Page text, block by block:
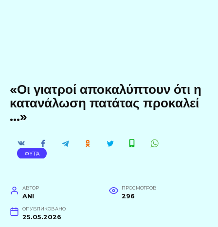
«Οι γιατροί αποκαλύπτουν ότι η
κατανάλωση πατάτας προκαλεί
…»
ΦΥΤΆ
АВТОР
ANI
ПРОСМОТРОВ
296
ОПУБЛИКОВАНО
25.05.2026